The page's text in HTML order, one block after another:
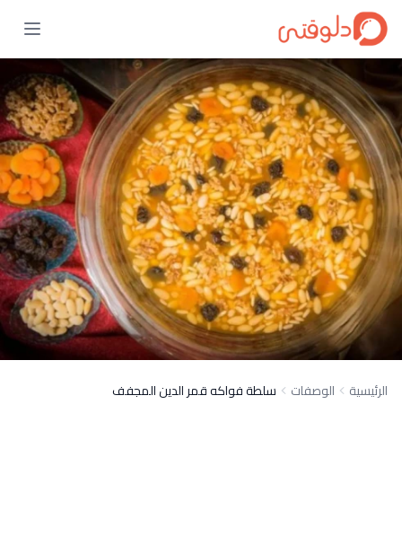
الرئيسية الوصفات سلطة فواكه قمر الدين المجفف